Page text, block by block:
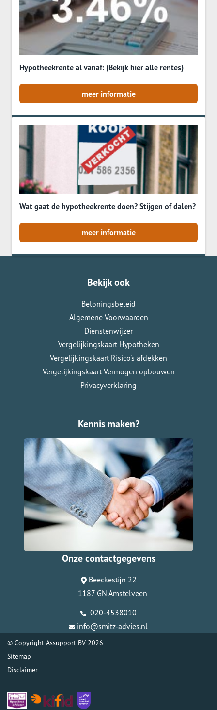
Hypotheekrente al vanaf: (Bekijk hier alle rentes)
meer informatie
Wat gaat de hypotheekrente doen? Stijgen of dalen?
meer informatie
Bekijk ook
Beloningsbeleid
Algemene Voorwaarden
Dienstenwijzer
Vergelijkingskaart Hypotheken
Vergelijkingskaart Risico's afdekken
Vergelijkingskaart Vermogen opbouwen
Privacyverklaring
Kennis maken?
Onze contactgegevens
Beeckestijn 22
1187 GN Amstelveen
020-4538010
info@smitz-advies.nl
© Copyright Assupport BV 2026
Sitemap
Disclaimer